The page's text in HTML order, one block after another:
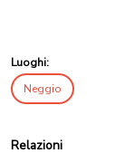
Luoghi:
Neggio
Relazioni